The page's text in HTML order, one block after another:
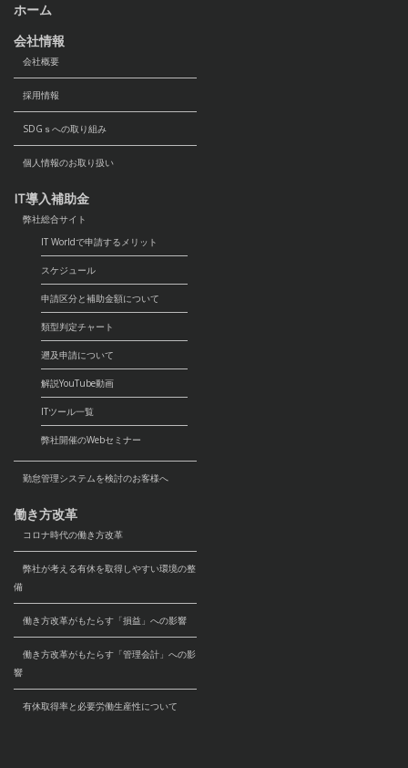
ホーム
会社情報
会社概要
採用情報
SDGｓへの取り組み
個人情報のお取り扱い
IT導入補助金
弊社総合サイト
IT Worldで申請するメリット
スケジュール
申請区分と補助金額について
類型判定チャート
遡及申請について
解説YouTube動画
ITツール一覧
弊社開催のWebセミナー
勤怠管理システムを検討のお客様へ
働き方改革
コロナ時代の働き方改革
弊社が考える有休を取得しやすい環境の整
備
働き方改革がもたらす「損益」への影響
働き方改革がもたらす「管理会計」への影
響
有休取得率と必要労働生産性について